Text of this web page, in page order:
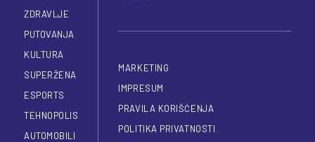
ZDRAVLJE
PUTOVANJA
KULTURA
SUPERŽENA
ESPORTS
TEHNOPOLIS
AUTOMOBILI
MARKETING
IMPRESUM
PRAVILA KORIŠĆENJA
POLITIKA PRIVATNOSTI